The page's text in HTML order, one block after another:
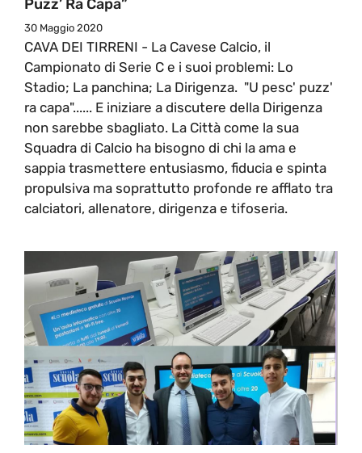
Puzz’ Ra Capa”
30 Maggio 2020
CAVA DEI TIRRENI - La Cavese Calcio, il
Campionato di Serie C e i suoi problemi: Lo
Stadio; La panchina; La Dirigenza. "U pesc' puzz'
ra capa"...... E iniziare a discutere della Dirigenza
non sarebbe sbagliato. La Città come la sua
Squadra di Calcio ha bisogno di chi la ama e
sappia trasmettere entusiasmo, fiducia e spinta
propulsiva ma soprattutto profonde re afflato tra
calciatori, allenatore, dirigenza e tifoseria.